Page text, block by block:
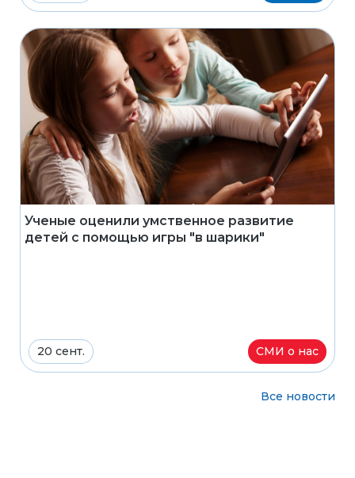
Ученые оценили умственное развитие
детей с помощью игры "в шарики"
20 сент. СМИ о нас
Все новости